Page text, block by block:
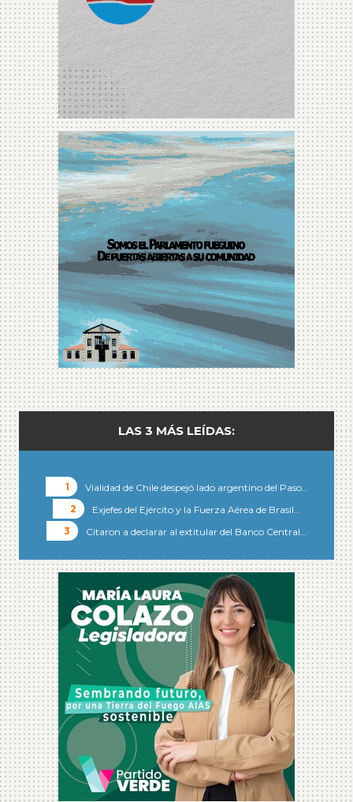
LAS 3 MÁS LEÍDAS:
Vialidad de Chile despejó lado argentino del Paso…
Exjefes del Ejército y la Fuerza Aérea de Brasil…
Citaron a declarar al extitular del Banco Central…